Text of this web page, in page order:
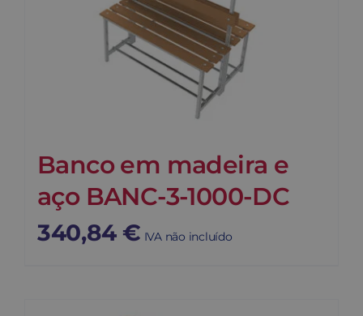
Banco em madeira e
aço BANC-3-1000-DC
340,84 € IVA não incluído